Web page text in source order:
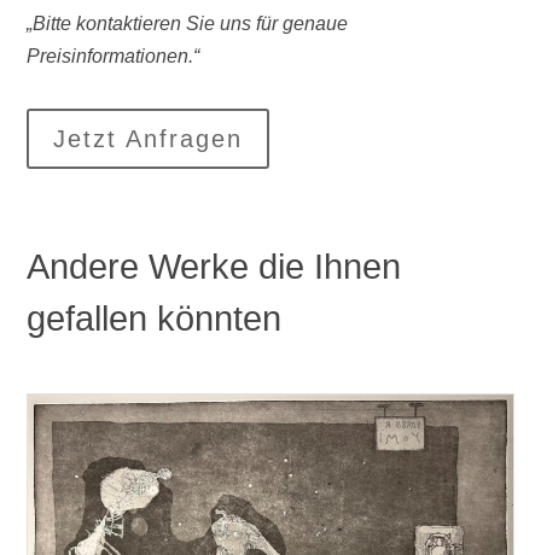
„Bitte kontaktieren Sie uns für genaue
Preisinformationen.“
Jetzt Anfragen
Andere Werke die Ihnen
gefallen könnten